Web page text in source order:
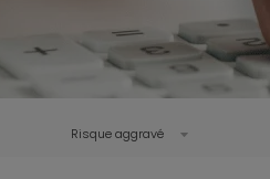
Risque aggravé